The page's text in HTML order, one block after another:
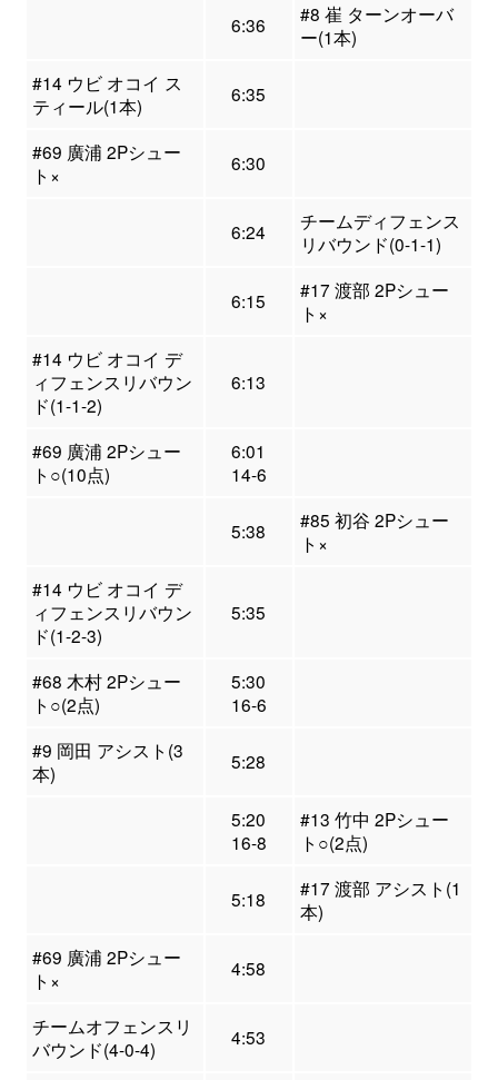
6:36
#8 崔 ターンオーバ
ー(1本)
#14 ウビ オコイ ス
ティール(1本)
6:35
#69 廣浦 2Pシュー
ト×
6:30
6:24
チームディフェンス
リバウンド(0-1-1)
6:15
#17 渡部 2Pシュー
ト×
#14 ウビ オコイ デ
ィフェンスリバウン
ド(1-1-2)
6:13
#69 廣浦 2Pシュー
ト○(10点)
6:01
14-6
5:38
#85 初谷 2Pシュー
ト×
#14 ウビ オコイ デ
ィフェンスリバウン
ド(1-2-3)
5:35
#68 木村 2Pシュー
ト○(2点)
5:30
16-6
#9 岡田 アシスト(3
本)
5:28
5:20
16-8
#13 竹中 2Pシュー
ト○(2点)
5:18
#17 渡部 アシスト(1
本)
#69 廣浦 2Pシュー
ト×
4:58
チームオフェンスリ
バウンド(4-0-4)
4:53